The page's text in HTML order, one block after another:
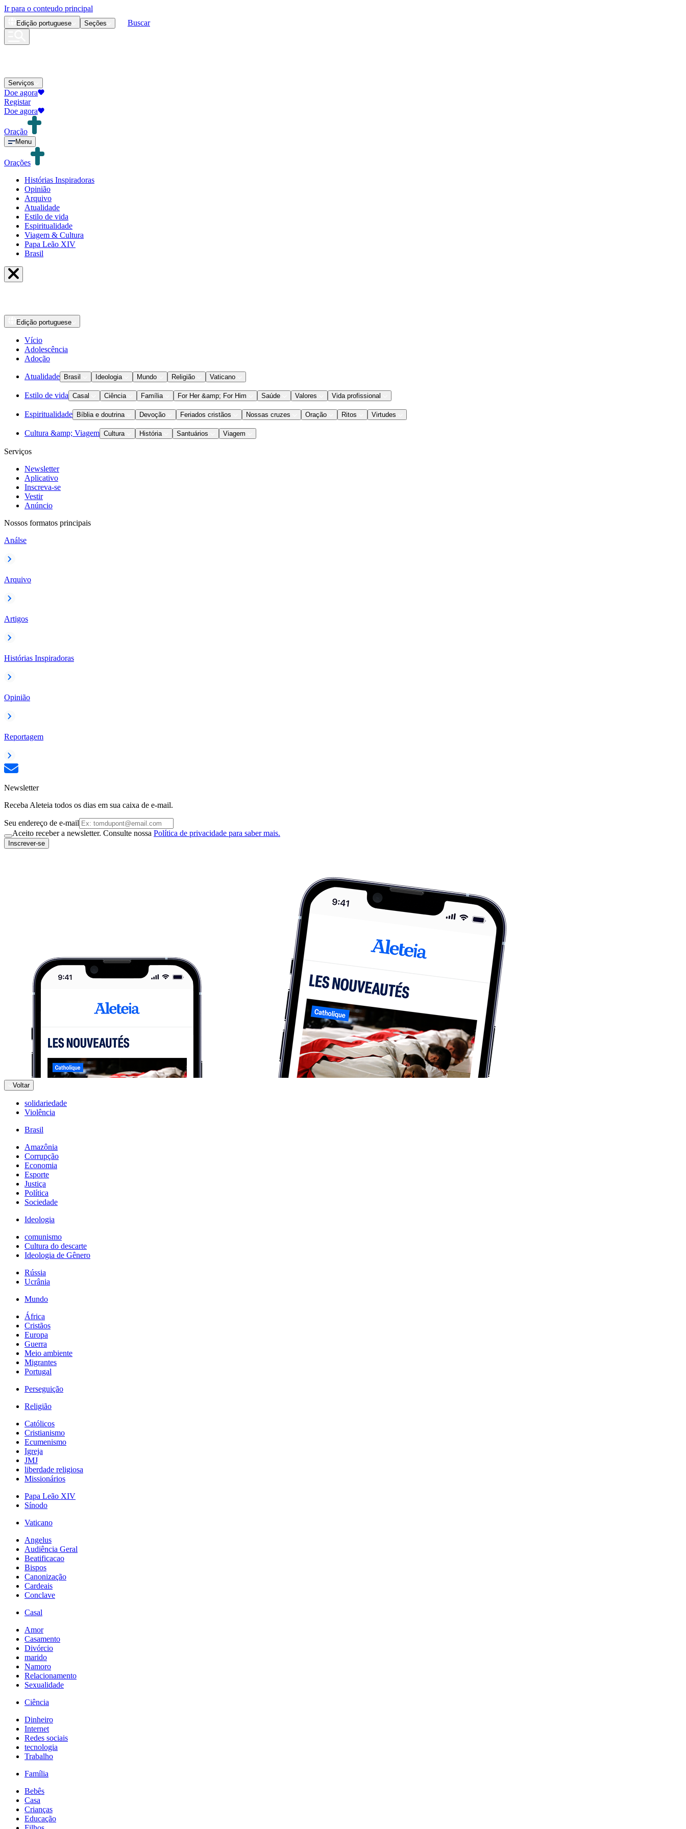
Ir para o conteudo principal
Edição portuguese Seções Buscar
Serviços
Doe agora
Registar
Doe agora
Oração
Menu
Orações
Histórias Inspiradoras
Opinião
Arquivo
Atualidade
Estilo de vida
Espiritualidade
Viagem & Cultura
Papa Leão XIV
Brasil
Edição portuguese
Vício
Adolescência
Adoção
Atualidade Brasil Ideologia Mundo Religião Vaticano
Estilo de vida Casal Ciência Família For Her &amp; For Him Saúde Valores Vida profissional
Espiritualidade Bíblia e doutrina Devoção Feriados cristãos Nossas cruzes Oração Ritos Virtudes
Cultura &amp; Viagem Cultura História Santuários Viagem
Serviços
Newsletter
Aplicativo
Inscreva-se
Vestir
Anúncio
Nossos formatos principais
Análse
Arquivo
Artigos
Histórias Inspiradoras
Opinião
Reportagem
Newsletter
Receba Aleteia todos os dias em sua caixa de e-mail.
Seu endereço de e-mail
Aceito receber a newsletter. Consulte nossa Política de privacidade para saber mais.
Inscrever-se
Voltar
solidariedade
Violência
Brasil
Amazônia
Corrupção
Economia
Esporte
Justiça
Política
Sociedade
Ideologia
comunismo
Cultura do descarte
Ideologia de Gênero
Rússia
Ucrânia
Mundo
África
Cristãos
Europa
Guerra
Meio ambiente
Migrantes
Portugal
Perseguição
Religião
Católicos
Cristianismo
Ecumenismo
Igreja
JMJ
liberdade religiosa
Missionários
Papa Leão XIV
Sínodo
Vaticano
Angelus
Audiência Geral
Beatificacao
Bispos
Canonização
Cardeais
Conclave
Casal
Amor
Casamento
Divórcio
marido
Namoro
Relacionamento
Sexualidade
Ciência
Dinheiro
Internet
Redes sociais
tecnologia
Trabalho
Família
Bebês
Casa
Crianças
Educação